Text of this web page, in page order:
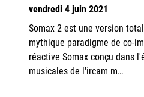
vendredi 4 juin 2021
Somax 2 est une version
mythique paradigme de co-
réactive Somax conçu dans
musicales de l'ircam m…